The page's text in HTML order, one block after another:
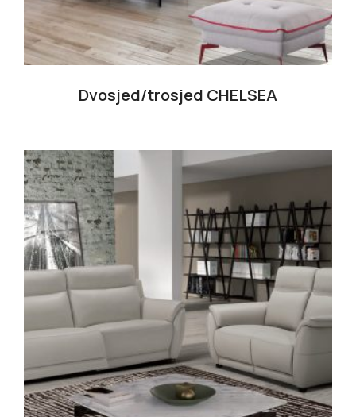
Dvosjed/trosjed CHELSEA